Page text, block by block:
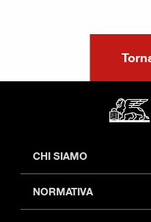
CHI SIAMO
Profilo
Investor relations
NORMATIVA
Sicurezza